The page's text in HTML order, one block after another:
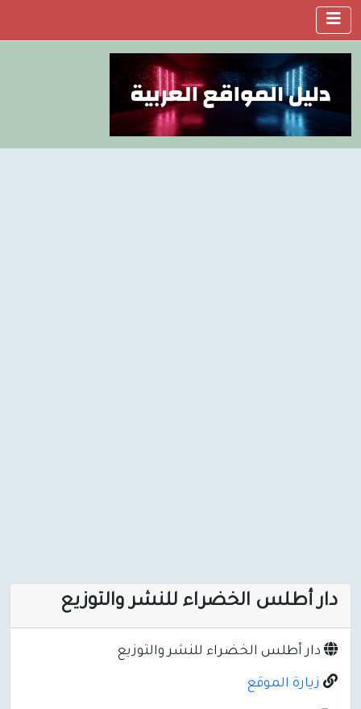
دار أطلس الخضراء للنشر والتوزيع
دار أطلس الخضراء للنشر والتوزيع
زيارة الموقع